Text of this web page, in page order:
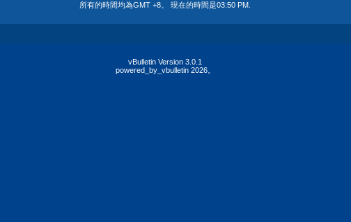
所有的時間均為GMT +8。 現在的時間是03:50 PM
vBulletin Version 3.0.1
powered_by_vbulletin 2026。